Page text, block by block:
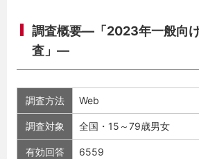
調査概要―「2023年一般向
査」―
調査方法 Web
調査対象 全国・15～79歳男女
有効回答
6559